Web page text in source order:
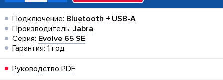
Подключение: Bluetooth + USB-A
Производитель: Jabra
Серия: Evolve 65 SE
Гарантия: 1 год
Руководство PDF